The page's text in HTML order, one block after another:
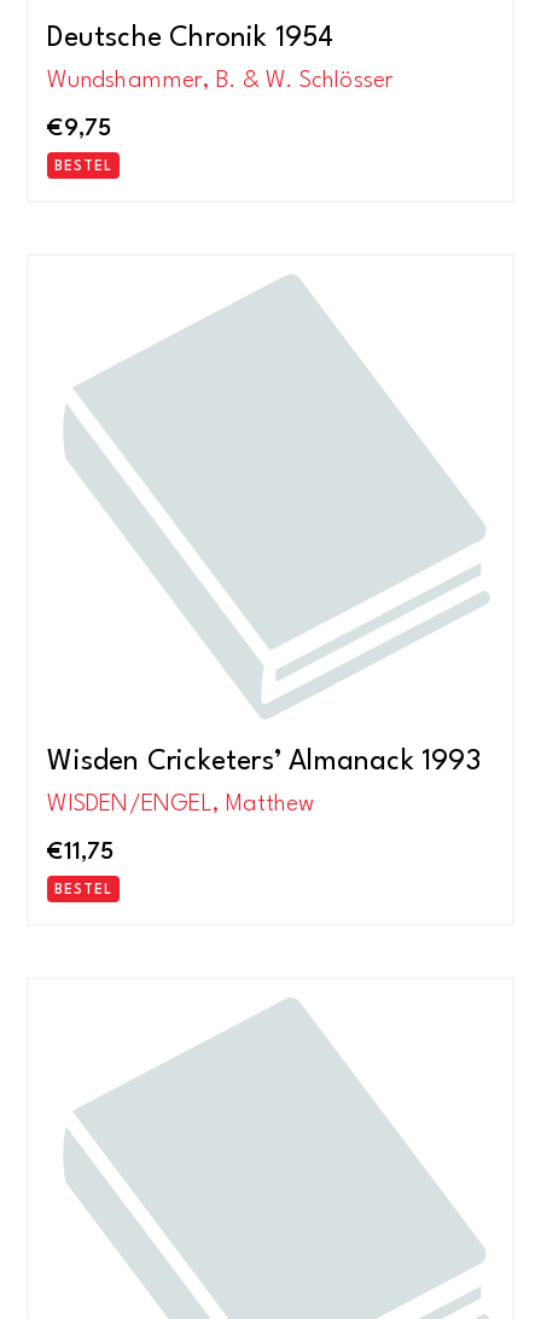
Deutsche Chronik 1954
Wundshammer, B. & W. Schlösser
€9,75
BESTEL
Wisden Cricketers’ Almanack 1993
WISDEN/ENGEL, Matthew
€11,75
BESTEL